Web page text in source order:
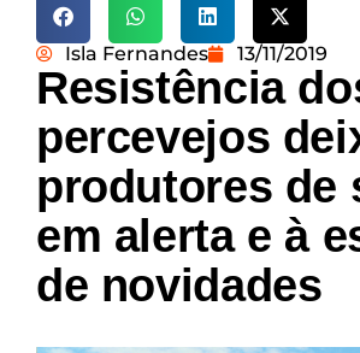
Isla Fernandes 13/11/2019
Resistência
percevejos
produtores de
em alerta e à
de novidades